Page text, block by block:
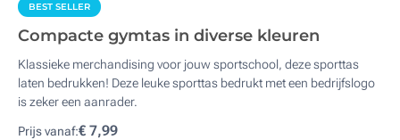
BEST SELLER
Compacte gymtas in diverse kleuren
Klassieke merchandising voor jouw sportschool, deze sporttas
laten bedrukken! Deze leuke sporttas bedrukt met een bedrijfslogo
is zeker een aanrader.
Prijs vanaf:€ 7,99